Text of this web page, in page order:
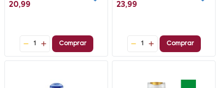
20,99
1 Comprar
23,99
1 Comprar